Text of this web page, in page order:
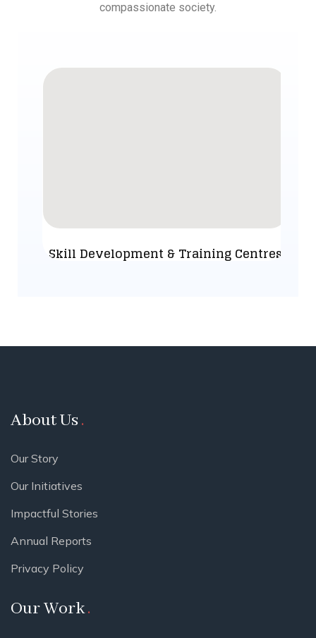
compassionate society.
Skill Development & Training Centres
About Us
Our Story
Our Initiatives
Impactful Stories
Annual Reports
Privacy Policy
Our Work